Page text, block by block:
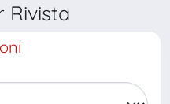
Rivista